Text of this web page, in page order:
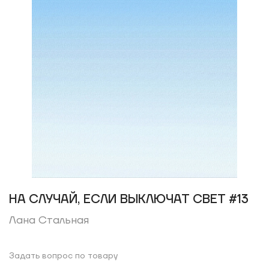
НА СЛУЧАЙ, ЕСЛИ ВЫКЛЮЧАТ СВЕТ #13
Лана Стальная
Задать вопрос по товару